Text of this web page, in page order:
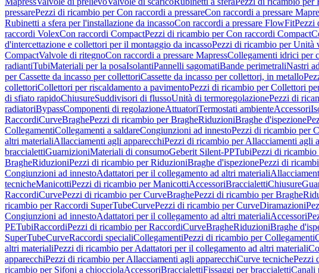
pressarePezzi di ricambio per Con raccordi a pressareCon raccordi a pressare
Rubinetti a sfera per l'installazione da incassoCon raccordi a pressare FlowFitPezzi
raccordi VolexCon raccordi CompactPezzi di ricambio per Con raccordi Compact
d'intercettazione e collettori per il montaggio da incassoPezzi di ricambio per Unità
CompactValvole di ritegnoCon raccordi a pressare MapressCollegamenti idrici per
radiantiTubiMateriali per la posaIsolantiPannelli sagomatiBande perimetraliNastri
per Cassette da incasso per collettoriCassette da incasso per collettori, in metallo
collettoriCollettori per riscaldamento a pavimentoPezzi di ricambio per Collettori
di sfiato rapidoChiusureSuddivisori di flussoUnità di termoregolazionePezzi di
radiatoriBypassComponenti di regolazioneAttuatoriTermostati ambienteAccessori
RaccordiCurveBraghePezzi di ricambio per BragheRiduzioniBraghe d'ispezione
CollegamentiCollegamenti a saldareCongiunzioni ad innestoPezzi di ricambio per
altri materialiAllacciamenti agli apparecchiPezzi di ricambio per Allacciamenti agli
braccialettiGuarnizioniMateriali di consumoGeberit Silent-PPTubiPezzi di ricambio
BragheRiduzioniPezzi di ricambio per RiduzioniBraghe d'ispezionePezzi di
Congiunzioni ad innestoAdattatori per il collegamento ad altri materiali
tecnicheManicottiPezzi di ricambio per ManicottiAccessoriBraccialettiChiusure
RaccordiCurvePezzi di ricambio per CurveBraghePezzi di ricambio per Braghe
ricambio per Raccordi SuperTubeCurvePezzi di ricambio per CurveDiramazioni
Congiunzioni ad innestoAdattatori per il collegamento ad altri materialiAccessori
PETubiRaccordiPezzi di ricambio per RaccordiCurveBragheRiduzioniBraghe
SuperTubeCurveRaccordi specialiCollegamentiPezzi di ricambio per Collegamenti
altri materialiPezzi di ricambio per Adattatori per il collegamento ad altri materiali
apparecchiPezzi di ricambio per Allacciamenti agli apparecchiCurve tecnichePezzi
ricambio per Sifoni a chiocciolaAccessoriBraccialettiFissaggi per braccialettiCanali